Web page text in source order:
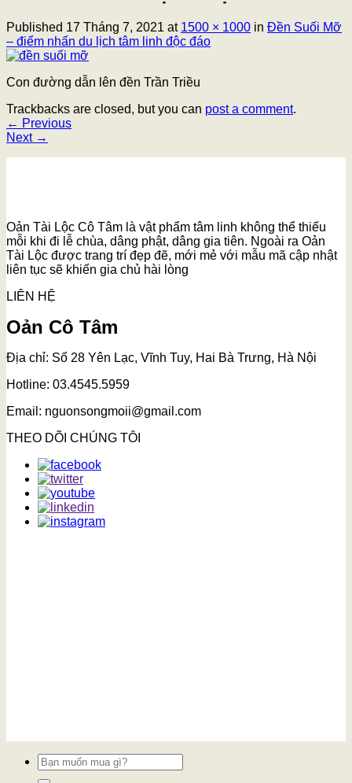
Published 17 Tháng 7, 2021 at 1500 × 1000 in Đền Suối Mỡ
– điểm nhấn du lịch tâm linh độc đáo
Con đường dẫn lên đền Trần Triều
Trackbacks are closed, but you can post a comment.
← Previous
Next →
Oản Tài Lộc Cô Tâm là vật phẩm tâm linh không thể thiếu
mỗi khi đi lễ chùa, dâng phật, dâng gia tiên. Ngoài ra Oản
Tài Lộc được trang trí đẹp đẽ, mới mẻ với mẫu mã cập nhật
liên tục sẽ khiến gia chủ hài lòng
LIÊN HỆ
Oản Cô Tâm
Địa chỉ: Số 28 Yên Lạc, Vĩnh Tuy, Hai Bà Trưng, Hà Nội
Hotline: 03.4545.5959
Email: nguonsongmoii@gmail.com
THEO DÕI CHÚNG TÔI
Tìm
kiếm: